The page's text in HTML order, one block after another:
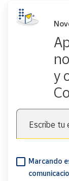
y
Escribe tu
Marcando